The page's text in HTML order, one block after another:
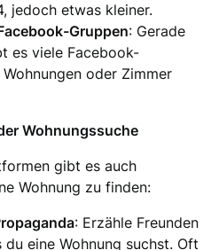
jedoch etwas kleiner.
Gruppen: Gerade
es viele Facebook-
oder Zimmer
Wohnungssuche
gibt es auch
Wohnung zu finden:
: Erzähle Freunden
du eine Wohnung suchst. Oft